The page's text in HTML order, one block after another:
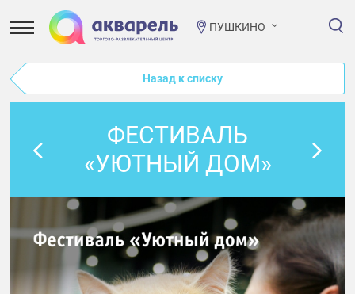
ПУШКИНО
Назад к списку
ФЕСТИВАЛЬ
«УЮТНЫЙ ДОМ»